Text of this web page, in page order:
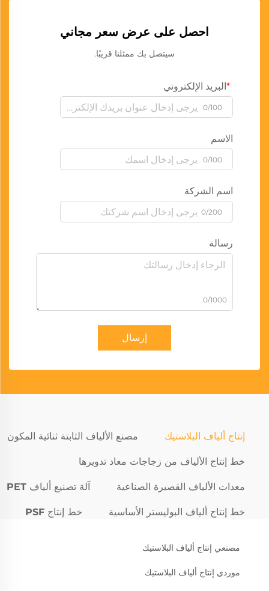
احصل على عرض سعر مجاني
سيتصل بك ممثلنا قريبًا.
البريد الإلكتروني
0/100
الاسم
0/100
اسم الشركة
0/200
رسالة
0/1000
إرسال
إنتاج ألياف البلاستيك مصنع الألياف الثابتة ثنائية المكون
خط إنتاج الألياف من زجاجات معاد تدويرها
معدات الألياف القصيرة الصناعية آلة تصنيع ألياف PET
خط إنتاج ألياف البوليستر الأساسية خط إنتاج PSF
مصنعي إنتاج ألياف البلاستيك
موردي إنتاج ألياف البلاستيك